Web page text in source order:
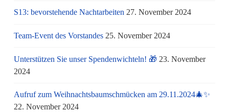
S13: bevorstehende Nachtarbeiten 27. November 2024
Team-Event des Vorstandes 25. November 2024
Unterstützen Sie unser Spendenwichteln! 🎁 23. November
2024
Aufruf zum Weihnachtsbaumschmücken am 29.11.2024🎄✨
22. November 2024